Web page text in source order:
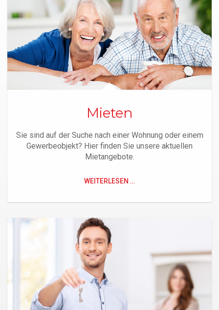
Fragen
Formulare
Mieten
Sie sind auf der Suche nach einer Wohnung oder einem
Gewerbeobjekt? Hier finden Sie unsere aktuellen
Mietangebote.
WEITERLESEN …